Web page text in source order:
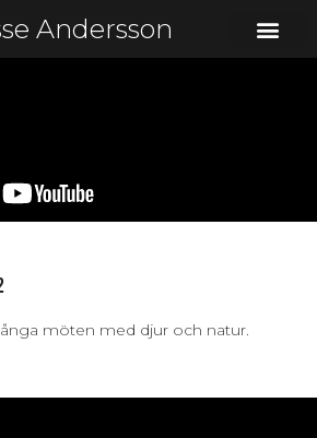
Andersson
möten med djur och natur.